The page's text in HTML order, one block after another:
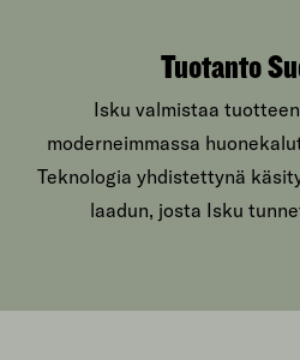
Tuotanto
Isku valmistaa
moderneimmassa
Teknologia yhdistettynä
laadun, josta Isku